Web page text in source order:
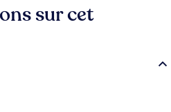
sur cet